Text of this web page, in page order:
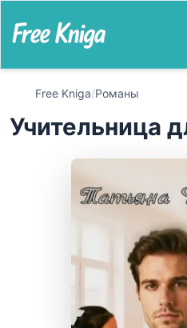
Free Kniga/Романы
Учительница